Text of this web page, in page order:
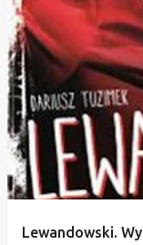
Lewandowski.